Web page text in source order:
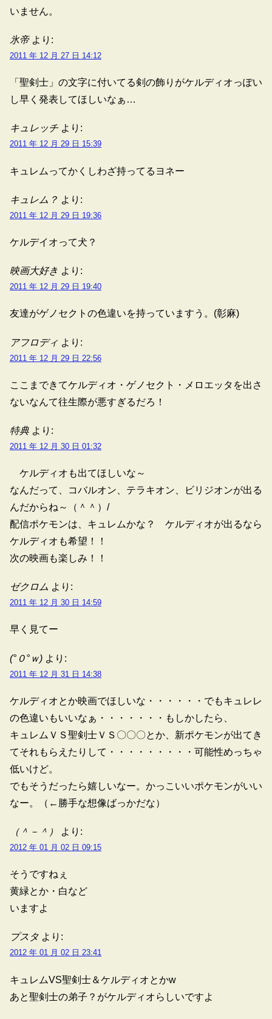
いません。
氷帝 より:
2011 年 12 月 27 日 14:12
「聖剣士」の文字に付いてる剣の飾りがケルディオっぽい
し早く発表してほしいなぁ…
キュレッチ より:
2011 年 12 月 29 日 15:39
キュレムってかくしわざ持ってるヨネー
キュレム？ より:
2011 年 12 月 29 日 19:36
ケルデイオって犬？
映画大好き より:
2011 年 12 月 29 日 19:40
友達がゲノセクトの色違いを持っていますう。(彰麻)
アフロディ より:
2011 年 12 月 29 日 22:56
ここまできてケルディオ・ゲノセクト・メロエッタを出さ
ないなんて往生際が悪すぎるだろ！
特典 より:
2011 年 12 月 30 日 01:32
ケルディオも出てほしいな～
なんだって、コバルオン、テラキオン、ビリジオンが出る
んだからね～（＾＾）/
配信ポケモンは、キュレムかな？ ケルディオが出るなら
ケルディオも希望！！
次の映画も楽しみ！！
ゼクロム より:
2011 年 12 月 30 日 14:59
早く見てー
(°０°ｗ) より:
2011 年 12 月 31 日 14:38
ケルディオとか映画でほしいな・・・・・・でもキュレレ
の色違いもいいなぁ・・・・・・・もしかしたら、
キュレムＶＳ聖剣士ＶＳ〇〇〇とか、新ポケモンが出てき
てそれもらえたりして・・・・・・・・・可能性めっちゃ
低いけど。
でもそうだったら嬉しいなー。かっこいいポケモンがいい
なー。（←勝手な想像ばっかだな）
（＾－＾） より:
2012 年 01 月 02 日 09:15
そうですねぇ
黄緑とか・白など
いますよ
プスタ より:
2012 年 01 月 02 日 23:41
キュレムVS聖剣士＆ケルディオとかw
あと聖剣士の弟子？がケルディオらしいですよ